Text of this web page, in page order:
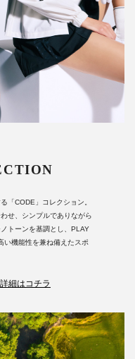
「CODE」コレクション。
せ、シンプルでありながら
トーンを基調とし、PLAY
い機能性を兼ね備えたスポ
細はコチラ